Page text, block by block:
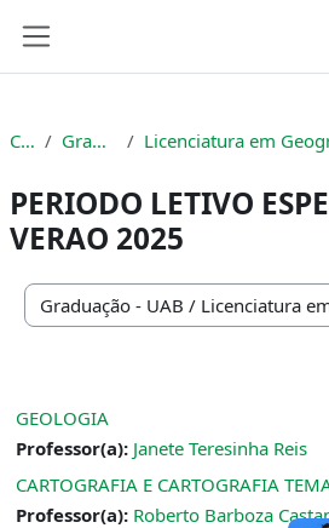
Cursos Graduação - UAB
PERIODO LETIVO
VERAO 2025
Categorias de Cursos
GEOLOGIA
Professor(a): Janete Teresinha Reis
CARTOGRAFIA E CARTOGRAFIA
Professor(a): Roberto Barboza